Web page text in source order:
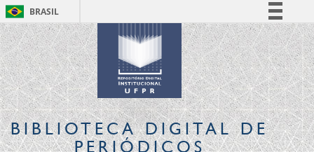
BRASIL
Simplifique!
Comunica BR
Participe
Acesso à informação
Legislação
Canais
BIBLIOTECA DIGITALDE
PERIÓDICOS